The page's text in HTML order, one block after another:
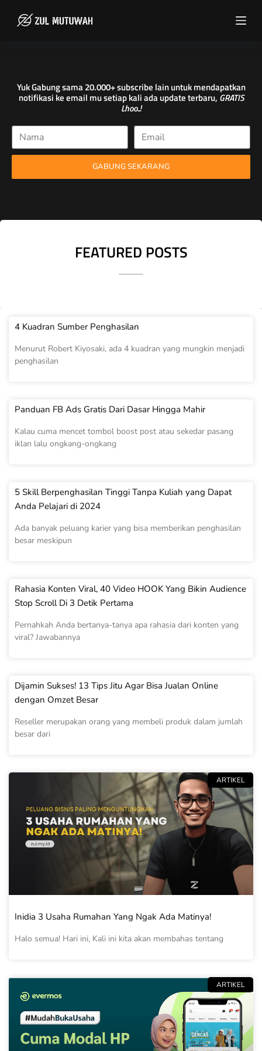
t
n
Yuk Gabung sama 20.000+ subscribe lain untuk mendapatkan
notifikasi ke email mu setiap kali ada update terbaru, GRATIS
Lhoo..!
GABUNG SEKARANG
FEATURED POSTS
4 Kuadran Sumber Penghasilan
Menurut Robert Kiyosaki, ada 4 kuadran yang mungkin menjadi
penghasilan
Panduan FB Ads Gratis Dari Dasar Hingga Mahir
Kalau cuma mencet tombol boost post atau sekedar pasang
iklan lalu ongkang-ongkang
5 Skill Berpenghasilan Tinggi Tanpa Kuliah yang Dapat
Anda Pelajari di 2024
Ada banyak peluang karier yang bisa memberikan penghasilan
besar meskipun
Rahasia Konten Viral, 40 Video HOOK Yang Bikin Audience
Stop Scroll Di 3 Detik Pertama
Pernahkah Anda bertanya-tanya apa rahasia dari konten yang
viral? Jawabannya
Dijamin Sukses! 13 Tips Jitu Agar Bisa Jualan Online
dengan Omzet Besar
Reseller merupakan orang yang membeli produk dalam jumlah
besar dari
ARTIKEL
Inidia 3 Usaha Rumahan Yang Ngak Ada Matinya!
Halo semua! Hari ini, Kali ini kita akan membahas tentang
ARTIKEL